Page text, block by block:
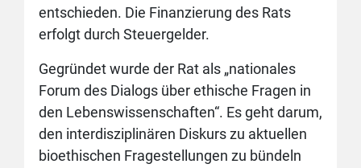
entschieden. Die Finanzierung des Rats
erfolgt durch Steuergelder.
Gegründet wurde der Rat als „nationales
Forum des Dialogs über ethische Fragen in
den Lebenswissenschaften“. Es geht darum,
den interdisziplinären Diskurs zu aktuellen
bioethischen Fragestellungen zu bündeln